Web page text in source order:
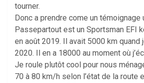
tourner.
Donc a prendre come un témoignage
Passepartout est un Sportsman EFI
en août 2019. Il avait 5000 km quand
2020. Il en a 18000 au moment où
Je roule plutôt cool pour nous
70 à 80 km/h selon l’état de la route